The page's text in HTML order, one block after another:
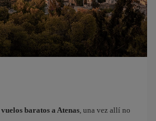
vuelos baratos a Atenas , una vez allí no